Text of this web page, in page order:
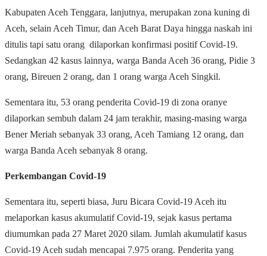
Kabupaten Aceh Tenggara, lanjutnya, merupakan zona kuning di
Aceh, selain Aceh Timur, dan Aceh Barat Daya hingga naskah ini
ditulis tapi satu orang dilaporkan konfirmasi positif Covid-19.
Sedangkan 42 kasus lainnya, warga Banda Aceh 36 orang, Pidie 3
orang, Bireuen 2 orang, dan 1 orang warga Aceh Singkil.
Sementara itu, 53 orang penderita Covid-19 di zona oranye
dilaporkan sembuh dalam 24 jam terakhir, masing-masing warga
Bener Meriah sebanyak 33 orang, Aceh Tamiang 12 orang, dan
warga Banda Aceh sebanyak 8 orang.
Perkembangan Covid-19
Sementara itu, seperti biasa, Juru Bicara Covid-19 Aceh itu
melaporkan kasus akumulatif Covid-19, sejak kasus pertama
diumumkan pada 27 Maret 2020 silam. Jumlah akumulatif kasus
Covid-19 Aceh sudah mencapai 7.975 orang. Penderita yang